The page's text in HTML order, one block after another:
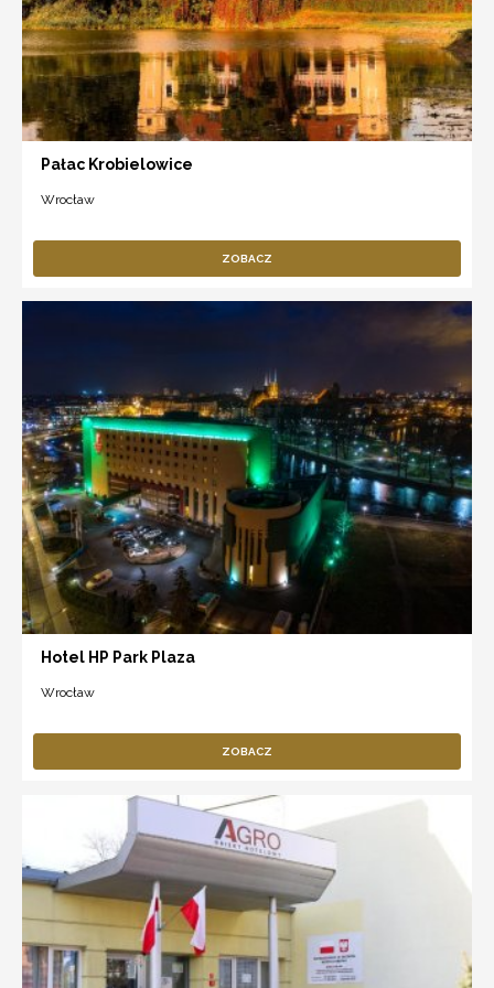
Pałac Krobielowice
Wrocław
ZOBACZ
Hotel HP Park Plaza
Wrocław
ZOBACZ